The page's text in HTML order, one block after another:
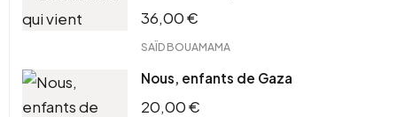
36,00€
SAÏD BOUAMAMA
Nous, enfants de Gaza
20,00€